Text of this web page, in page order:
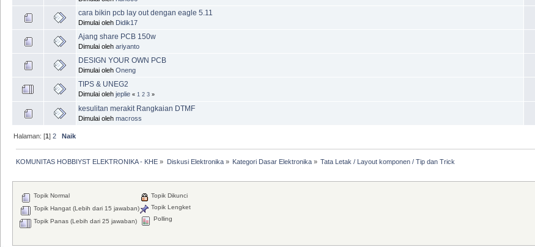
cara bikin pcb lay out dengan eagle 5.11
Dimulai oleh Didik17
Ajang share PCB 150w
Dimulai oleh ariyanto
DESIGN YOUR OWN PCB
Dimulai oleh Oneng
TIPS & UNEG2
Dimulai oleh jeplie « 1 2 3 »
kesulitan merakit Rangkaian DTMF
Dimulai oleh macross
Halaman: [1]2 Naik
KOMUNITAS HOBBIYST ELEKTRONIKA - KHE » Diskusi Elektronika» Kategori Dasar Elektronika» Tata Letak / Layout komponen / Tip dan Trick
Topik Normal
Topik Hangat (Lebih dari 15 jawaban)
Topik Panas (Lebih dari 25 jawaban)
Topik Dikunci
Topik Lengket
Polling